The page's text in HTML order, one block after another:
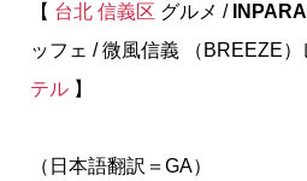
【 台北 信義区 グルメ /
ッフェ / 微風信義 （BREEZE
テル】
（日本語翻訳＝GA）